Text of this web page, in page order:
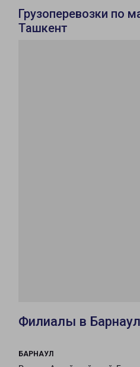
Грузоперевозки по
Ташкент
Филиалы в
БАРНАУЛ